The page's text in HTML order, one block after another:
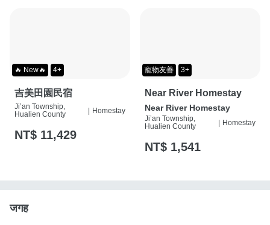
🔥 New🔥 4+
吉美田園民宿
Ji’an Township,
Hualien County
Homestay
NT$ 11,429
寵物友善 3+
Near River Homestay
Near River Homestay
Ji’an Township,
Hualien County
Homestay
NT$ 1,541
जगह